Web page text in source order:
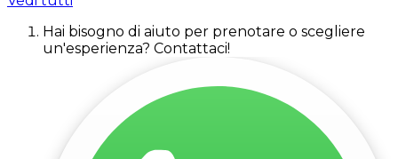
Hai bisogno di aiuto per prenotare o scegliere
un'esperienza? Contattaci!